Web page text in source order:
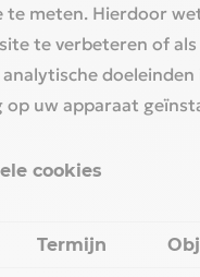
meten. Hierdoor
te verbeteren of
uw apparaat
cookies
Termijn